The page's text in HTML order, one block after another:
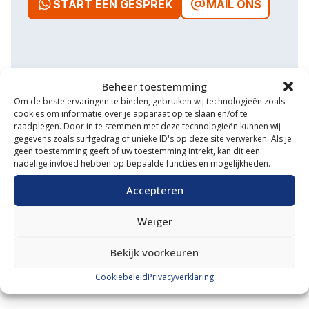
Beheer toestemming
Om de beste ervaringen te bieden, gebruiken wij technologieën zoals
cookies om informatie over je apparaat op te slaan en/of te
raadplegen. Door in te stemmen met deze technologieën kunnen wij
gegevens zoals surfgedrag of unieke ID's op deze site verwerken. Als je
geen toestemming geeft of uw toestemming intrekt, kan dit een
nadelige invloed hebben op bepaalde functies en mogelijkheden.
Accepteren
Weiger
Bekijk voorkeuren
CookiebeleidPrivacyverklaring
START EEN GESPREK MAIL ONS
Waarom VM Service
Uitgebreide showroom
Eigen transportservice
Gespecialiseerde werkplaats
Diverse aanbouwwerktuigen
Grote voorraad minitrekkers
Grootste in kleine tractoren